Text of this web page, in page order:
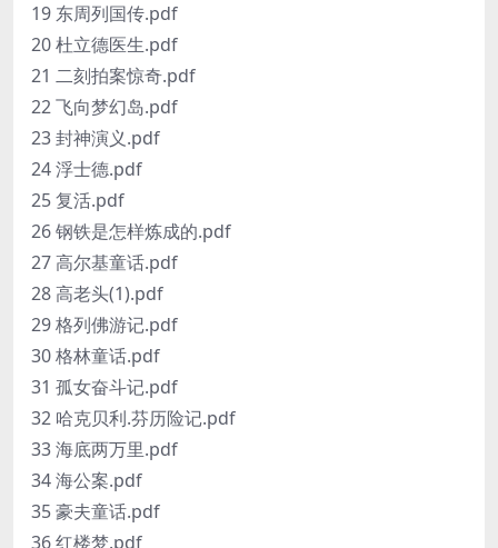
19 东周列国传.pdf
20 杜立德医生.pdf
21 二刻拍案惊奇.pdf
22 飞向梦幻岛.pdf
23 封神演义.pdf
24 浮士德.pdf
25 复活.pdf
26 钢铁是怎样炼成的.pdf
27 高尔基童话.pdf
28 高老头(1).pdf
29 格列佛游记.pdf
30 格林童话.pdf
31 孤女奋斗记.pdf
32 哈克贝利.芬历险记.pdf
33 海底两万里.pdf
34 海公案.pdf
35 豪夫童话.pdf
36 红楼梦.pdf